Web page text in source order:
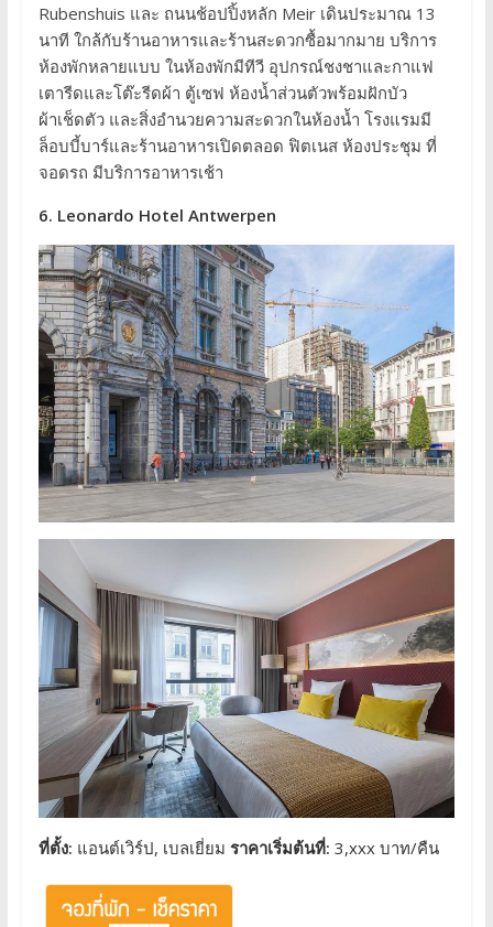
Rubenshuis และ ถนนช้อปปิ้งหลัก Meir เดินประมาณ 13
นาที ใกล้กับร้านอาหารและร้านสะดวกซื้อมากมาย บริการ
ห้องพักหลายแบบ ในห้องพักมีทีวี อุปกรณ์ชงชาและกาแฟ
เตารีดและโต๊ะรีดผ้า ตู้เซฟ ห้องน้ำส่วนตัวพร้อมฝักบัว
ผ้าเช็ดตัว และสิ่งอำนวยความสะดวกในห้องน้ำ โรงแรมมี
ล็อบบี้บาร์และร้านอาหารเปิดตลอด ฟิตเนส ห้องประชุม ที่
จอดรถ มีบริการอาหารเช้า
6. Leonardo Hotel Antwerpen
ที่ตั้ง: แอนต์เวิร์ป, เบลเยี่ยม ราคาเริ่มต้นที่: 3,xxx บาท/คืน